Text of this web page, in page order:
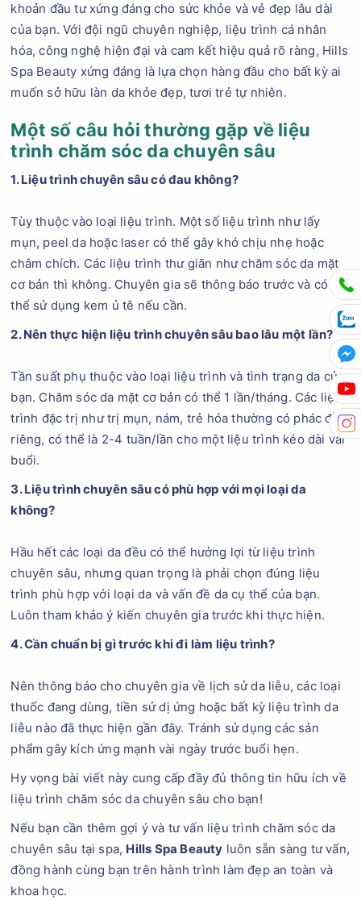
khoản đầu tư xứng đáng cho sức khỏe và vẻ đẹp lâu dài
của bạn. Với đội ngũ chuyên nghiệp, liệu trình cá nhân
hóa, công nghệ hiện đại và cam kết hiệu quả rõ ràng, Hills
Spa Beauty xứng đáng là lựa chọn hàng đầu cho bất kỳ ai
muốn sở hữu làn da khỏe đẹp, tươi trẻ tự nhiên.
Một số câu hỏi thường gặp về liệu
trình chăm sóc da chuyên sâu
1. Liệu trình chuyên sâu có đau không?
Tùy thuộc vào loại liệu trình. Một số liệu trình như lấy
mụn, peel da hoặc laser có thể gây khó chịu nhẹ hoặc
châm chích. Các liệu trình thư giãn như chăm sóc da mặt
cơ bản thì không. Chuyên gia sẽ thông báo trước và có
thể sử dụng kem ủ tê nếu cần.
2. Nên thực hiện liệu trình chuyên sâu bao lâu một lần?
Tần suất phụ thuộc vào loại liệu trình và tình trạng da của
bạn. Chăm sóc da mặt cơ bản có thể 1 lần/tháng. Các liệu
trình đặc trị như trị mụn, nám, trẻ hóa thường có phác đồ
riêng, có thể là 2-4 tuần/lần cho một liệu trình kéo dài vài
buổi.
3. Liệu trình chuyên sâu có phù hợp với mọi loại da
không?
Hầu hết các loại da đều có thể hưởng lợi từ liệu trình
chuyên sâu, nhưng quan trọng là phải chọn đúng liệu
trình phù hợp với loại da và vấn đề da cụ thể của bạn.
Luôn tham khảo ý kiến chuyên gia trước khi thực hiện.
4. Cần chuẩn bị gì trước khi đi làm liệu trình?
Nên thông báo cho chuyên gia về lịch sử da liễu, các loại
thuốc đang dùng, tiền sử dị ứng hoặc bất kỳ liệu trình da
liễu nào đã thực hiện gần đây. Tránh sử dụng các sản
phẩm gây kích ứng mạnh vài ngày trước buổi hẹn.
Hy vọng bài viết này cung cấp đầy đủ thông tin hữu ích về
liệu trình chăm sóc da chuyên sâu cho bạn!
Nếu bạn cần thêm gợi ý và tư vấn liệu trình chăm sóc da
chuyên sâu tại spa, Hills Spa Beauty luôn sẵn sàng tư vấn,
đồng hành cùng bạn trên hành trình làm đẹp an toàn và
khoa học.